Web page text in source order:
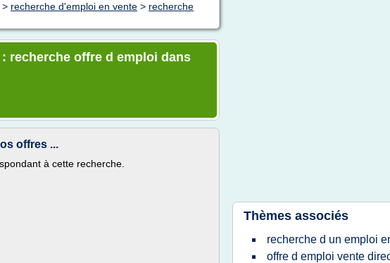
> recherche d'emploi en vente > recherche
recherche offre d emploi dans
offres ...
à cette recherche.
Thèmes associés
recherche d un emploi
offre d emploi vente